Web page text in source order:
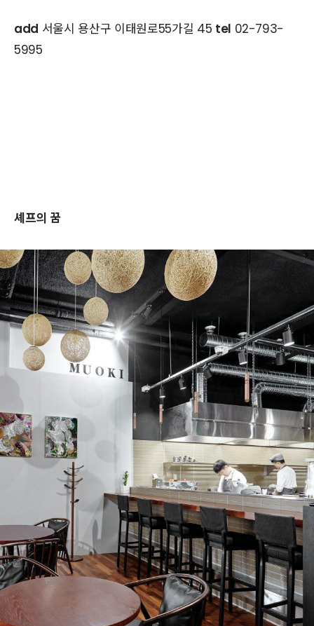
add 서울시 용산구 이태원로55가길 45 tel 02-793-
5995
셰프의 꿈